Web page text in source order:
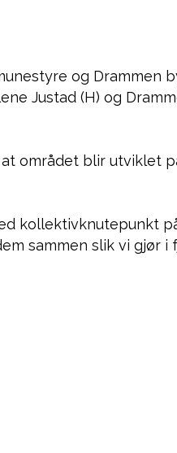
og Drammen
Justad (H) og
området blir utviklet
kollektivknutepunkt
sammen slik vi